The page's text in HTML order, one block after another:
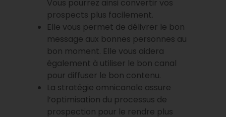
Vous pourrez ainsi convertir vos
prospects plus facilement.
Elle vous permet de délivrer le bon
message aux bonnes personnes au
bon moment. Elle vous aidera
également à utiliser le bon canal
pour diffuser le bon contenu.
La stratégie omnicanale assure
l’optimisation du processus de
prospection pour le rendre plus